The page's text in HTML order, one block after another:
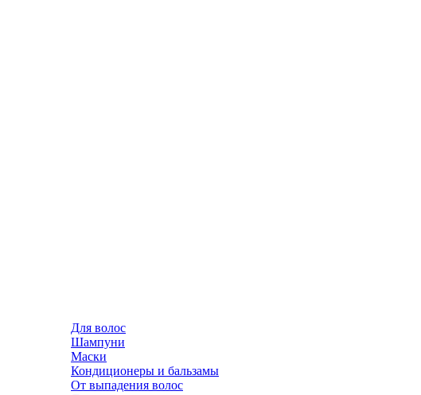
Для волос
Шампуни
Маски
Кондиционеры и бальзамы
От выпадения волос